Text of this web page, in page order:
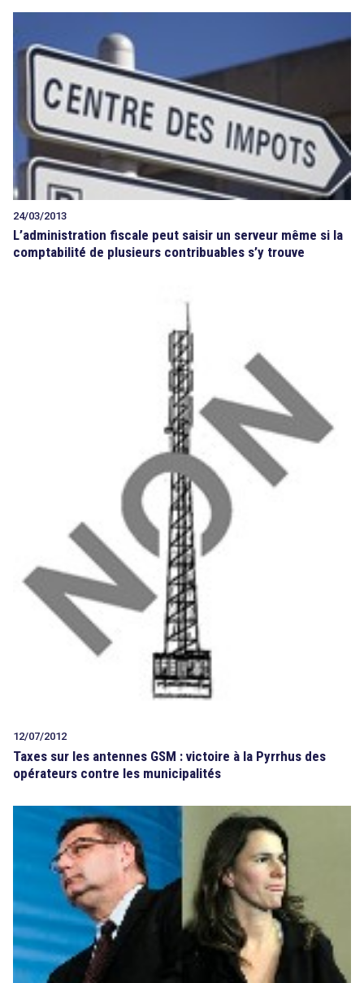
24/03/2013
L’administration fiscale peut saisir un serveur même si la
comptabilité de plusieurs contribuables s’y trouve
12/07/2012
Taxes sur les antennes GSM : victoire à la Pyrrhus des
opérateurs contre les municipalités